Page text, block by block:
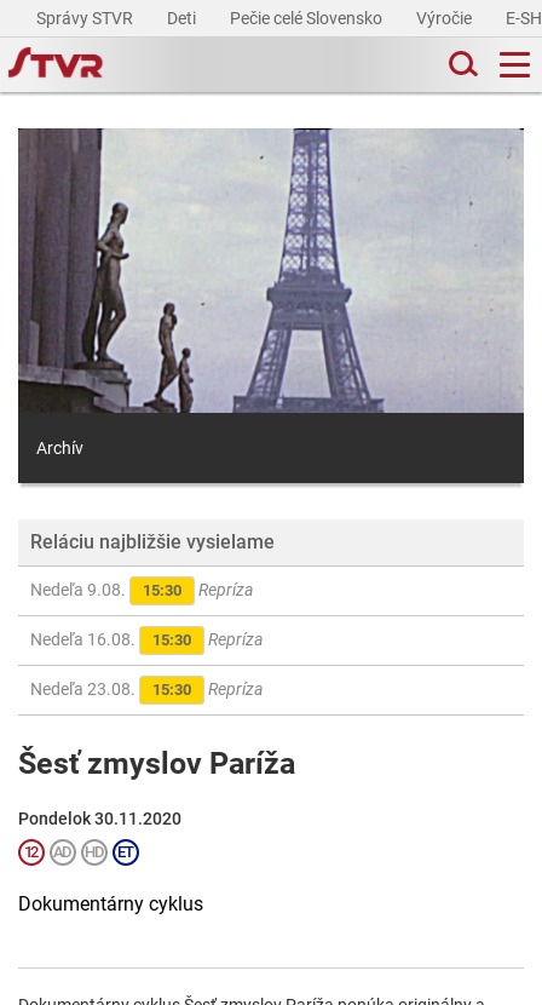
Správy STVR Deti Pečie celé Slovensko Výročie E-
Archív
Reláciu najbližšie vysielame
Nedeľa 9.08. 15:30 Repríza
Nedeľa 16.08. 15:30 Repríza
Nedeľa 23.08. 15:30 Repríza
Šesť zmyslov Paríža
Pondelok 30.11.2020
Dokumentárny cyklus